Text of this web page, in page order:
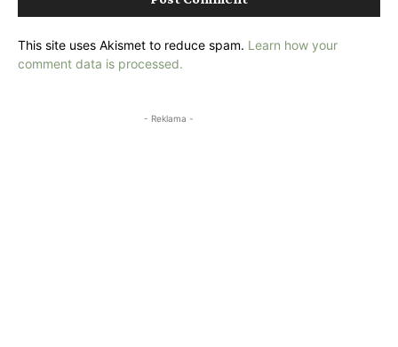
This site uses Akismet to reduce spam. Learn how your
comment data is processed.
- Reklama -